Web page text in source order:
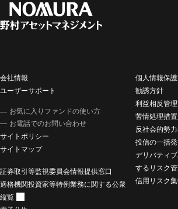
会社情報
ユーザーサポート
お気に入りファンドの使い方
お電話でのお問い合わせ
サイトポリシー
サイトマップ
個人情報保
勧誘方針
利益相反管
苦情処理措
反社会的勢
投信の一括
デリバティ
するリスク
信用リスク
証券取引等監視委員会情報提供窓口
適格機関投資家等特例業務に関する公衆
縦覧